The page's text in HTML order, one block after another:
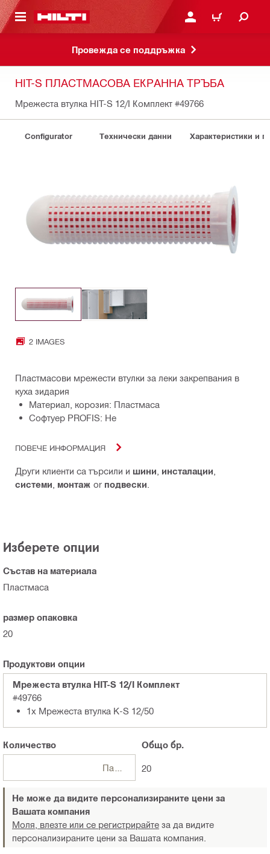
СЪДЪРЖАНИЕ ВЛЕЗ ИЛИ СЕ
КОЛИЧКА
Провежда се поддръжка
HIT-S ПЛАСТМАСОВА ЕКРАННА ТРЪБА
Мрежеста втулка HIT-S 12/I Комплект #49766
Configurator Технически данни Характеристики и
2 IMAGES
Пластмасови мрежести втулки за леки закрепвания в
куха зидария
Материал, корозия: Пластмаса
Софтуер PROFIS: Не
ПОВЕЧЕ ИНФОРМАЦИЯ
Други клиенти са търсили и шини инсталации
системи монтаж or подвески
Изберете опции
Състав на материала
Пластмаса
размер опаковка
20
Продуктови опции
Мрежеста втулка HIT-S 12/I Комплект
#49766
1x Мрежеста втулка K-S 12/50
Количество Общо бр.
20
Не може да видите персонализираните цени за
Вашата компания
Моля, влезте или се регистрирайте за да видите
персонализираните цени за Вашата компания.